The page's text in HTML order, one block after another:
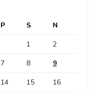
P S
N
1
2
7 8
9
14 15
16